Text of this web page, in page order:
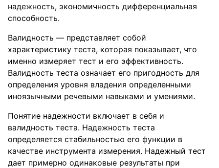
надежность, экономичность дифференциальная
способность.
Валидность — представляет собой
характеристику теста, которая показывает, что
именно измеряет тест и его эффективность.
Валидность теста означает его пригодность для
определения уровня владения определенными
иноязычными речевыми навыками и умениями.
Понятие надежности включает в себя и
валидность теста. Надежность теста
определяется стабильностью его функции в
качестве инструмента измерения. Надежный тест
дает примерно одинаковые результаты при